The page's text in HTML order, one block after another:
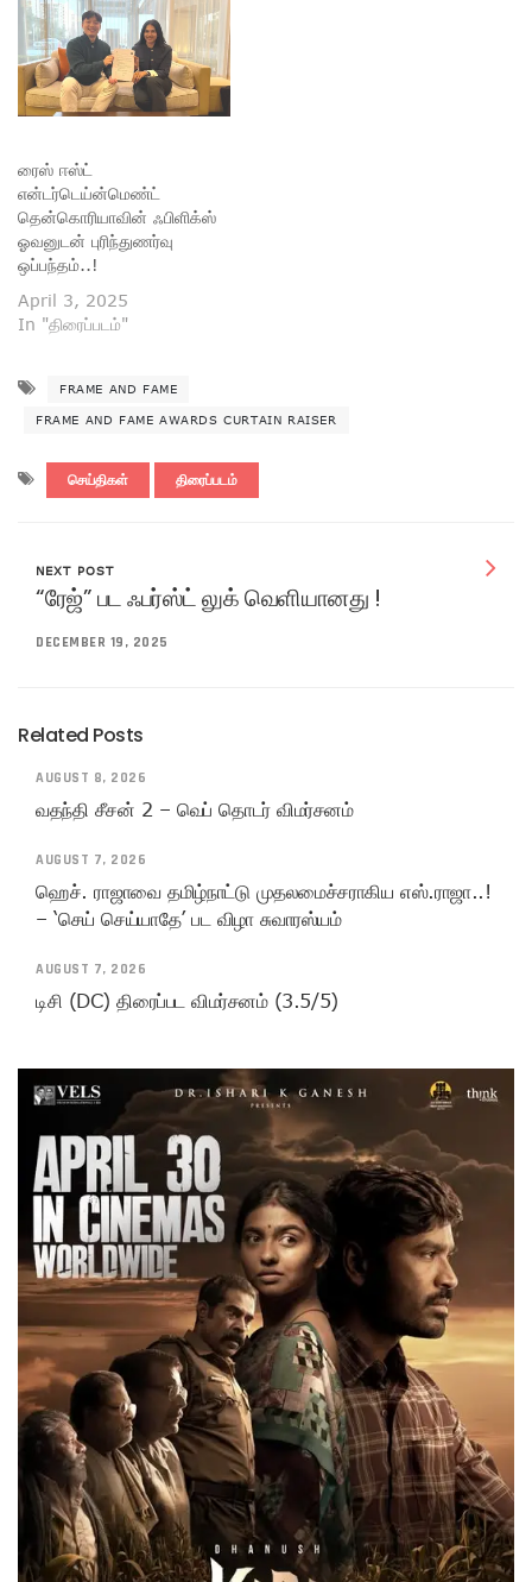
ரைஸ் ஈஸ்ட்
என்டர்டெய்ன்மெண்ட்
தென்கொரியாவின் ஃபிளிக்ஸ்
ஓவனுடன் புரிந்துணர்வு
ஒப்பந்தம்..!
April 3, 2025
In "திரைப்படம்"
FRAME AND FAME
FRAME AND FAME AWARDS CURTAIN RAISER
செய்திகள் திரைப்படம்
NEXT POST
“ரேஜ்” பட ஃபர்ஸ்ட் லுக் வெளியானது !
DECEMBER 19, 2025
Related Posts
AUGUST 8, 2026
வதந்தி சீசன் 2 – வெப் தொடர் விமர்சனம்
AUGUST 7, 2026
ஹெச். ராஜாவை தமிழ்நாட்டு முதலமைச்சராகிய எஸ்.ராஜா..!
– ‘செய் செய்யாதே’ பட விழா சுவாரஸ்யம்
AUGUST 7, 2026
டிசி (DC) திரைப்பட விமர்சனம் (3.5/5)